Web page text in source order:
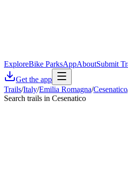
ExploreBike ParksAppAboutSubmit
Get the app
Trails/Italy/Emilia Romagna/Cesenatico
Search trails in Cesenatico